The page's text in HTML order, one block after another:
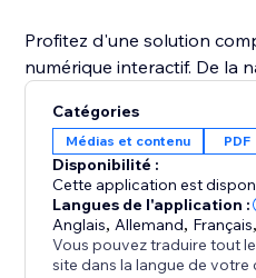
Profitez d'une solution
numérique interactif. De la
effets sonores immersifs au
application élève vos PDF
Doté de miniatures
d'outils et d'options de
Catalogues PDF +
présenter des catalogues,
Catégories
Médias et contenu PDF
Disponibilité :
Cette application est
Langues de l'application :
Anglais, Allemand, Français,
Vous pouvez traduire tout
site dans la langue de votre